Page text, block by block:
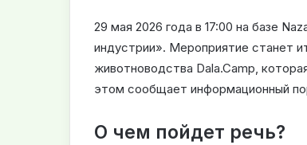
29 мая 2026 года в 17:00 на базе
индустрии». Мероприятие станет
животноводства Dala.Camp,
этом сообщает информационный
О чем пойдет речь?